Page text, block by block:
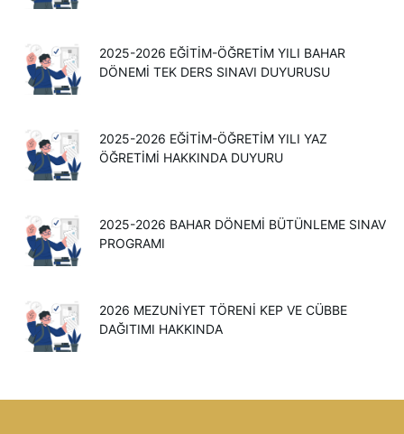
2025-2026 EĞITIM-ÖĞRETIM YILI BAHAR
DÖNEMI TEK DERS SINAVI DUYURUSU
2025-2026 EĞİTİM-ÖĞRETİM YILI YAZ
ÖĞRETİMİ HAKKINDA DUYURU
2025-2026 BAHAR DÖNEMİ BÜTÜNLEME SINAV
PROGRAMI
2026 MEZUNIYET TÖRENI KEP VE CÜBBE
DAĞITIMI HAKKINDA